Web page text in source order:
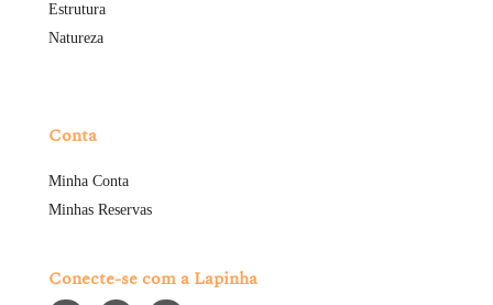
Estrutura
Natureza
Conta
Minha Conta
Minhas Reservas
Conecte-se com a Lapinha